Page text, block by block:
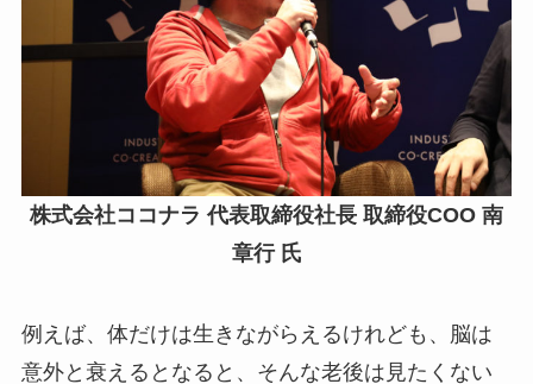
株式会社ココナラ 代表取締役社長 取締役COO 南
章行 氏
例えば、体だけは生きながらえるけれども、脳は
意外と衰えるとなると、そんな老後は見たくない